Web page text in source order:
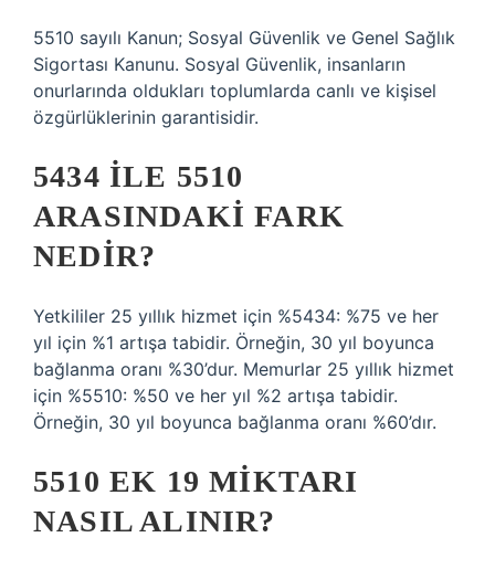
5510 sayılı Kanun; Sosyal Güvenlik ve Genel Sağlık
Sigortası Kanunu. Sosyal Güvenlik, insanların
onurlarında oldukları toplumlarda canlı ve kişisel
özgürlüklerinin garantisidir.
5434 ILE 5510
ARASINDAKI FARK
NEDIR?
Yetkililer 25 yıllık hizmet için %5434: %75 ve her
yıl için %1 artışa tabidir. Örneğin, 30 yıl boyunca
bağlanma oranı %30’dur. Memurlar 25 yıllık hizmet
için %5510: %50 ve her yıl %2 artışa tabidir.
Örneğin, 30 yıl boyunca bağlanma oranı %60’dır.
5510 EK 19 MIKTARI
NASIL ALINIR?